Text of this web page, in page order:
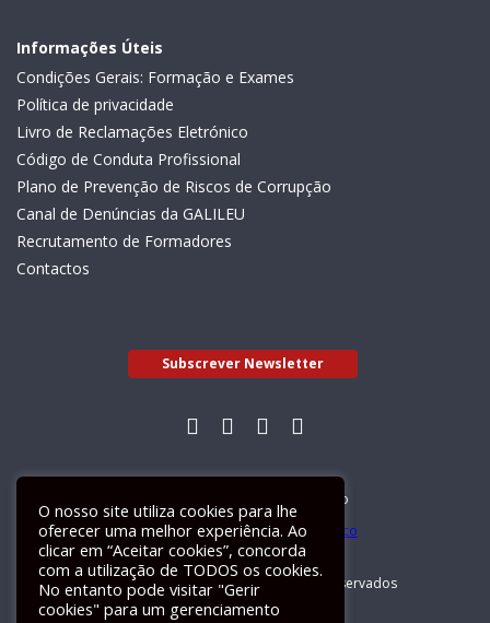
Informações Úteis
Condições Gerais: Formação e Exames
Política de privacidade
Livro de Reclamações Eletrónico
Código de Conduta Profissional
Plano de Prevenção de Riscos de Corrupção
Canal de Denúncias da GALILEU
Recrutamento de Formadores
Contactos
Subscrever Newsletter
Livro de Reclamações Electrónico
GALILEU 2026 © Todos os direitos reservados
O nosso site utiliza cookies para lhe
oferecer uma melhor experiência. Ao
clicar em “Aceitar cookies”, concorda
com a utilização de TODOS os cookies.
No entanto pode visitar "Gerir
cookies" para um gerenciamento